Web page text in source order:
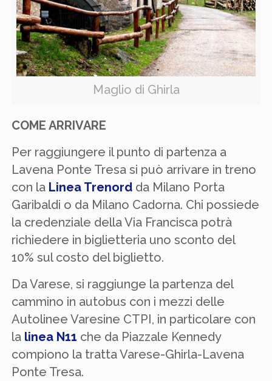
Maglio di Ghirla
COME ARRIVARE
Per raggiungere il punto di partenza a
Lavena Ponte Tresa si può arrivare in treno
con la Linea Trenord da Milano Porta
Garibaldi o da Milano Cadorna. Chi possiede
la credenziale della Via Francisca potrà
richiedere in biglietteria uno sconto del
10% sul costo del biglietto.
Da Varese, si raggiunge la partenza del
cammino in autobus con i mezzi delle
Autolinee Varesine CTPI, in particolare con
la linea N11 che da Piazzale Kennedy
compiono la tratta Varese-Ghirla-Lavena
Ponte Tresa.